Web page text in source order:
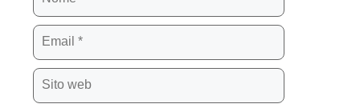
Email
Sito
web